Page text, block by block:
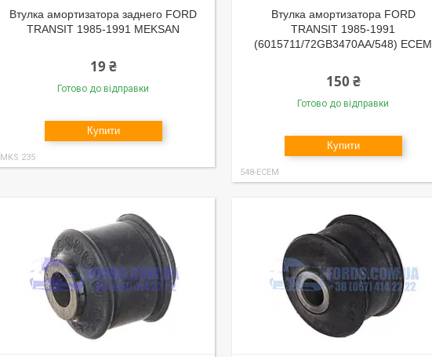
Втулка амортизатора заднего FORD
TRANSIT 1985-1991 MEKSAN
19 ₴
Готово до відправки
Купити
MKS 235
Втулка амортизатора FORD
TRANSIT 1985-1991
(6015711/72GB3470AA/548) ECEM
150 ₴
Готово до відправки
Купити
548-ECEM